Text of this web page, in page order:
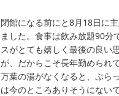
閉館になる前にと8月18日に
ました。食事は飲み放題90分
スがとても嬉しく最後の良い
が、だからこそ長年勤められ
万葉の湯がなくなると、ぷら
は今のところありそうにない